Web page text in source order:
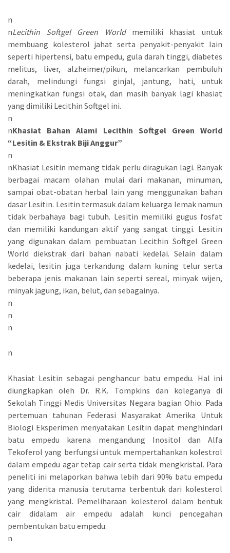
n
nLecithin Softgel Green Worldmemiliki khasiat untuk
membuang kolesterol jahat serta penyakit-penyakit lain
seperti hipertensi, batu empedu, gula darah tinggi, diabetes
melitus, liver, alzheimer/pikun, melancarkan pembuluh
darah, melindungi fungsi ginjal, jantung, hati, untuk
meningkatkan fungsi otak, dan masih banyak lagi khasiat
yang dimiliki Lecithin Softgel ini.
n
nKhasiat Bahan Alami Lecithin Softgel Green World
“Lesitin & Ekstrak Biji Anggur”
n
nKhasiat Lesitin memang tidak perlu diragukan lagi. Banyak
berbagai macam olahan mulai dari makanan, minuman,
sampai obat-obatan herbal lain yang menggunakan bahan
dasar Lesitin. Lesitin termasuk dalam keluarga lemak namun
tidak berbahaya bagi tubuh. Lesitin memiliki gugus fosfat
dan memiliki kandungan aktif yang sangat tinggi. Lesitin
yang digunakan dalam pembuatan Lecithin Softgel Green
World diekstrak dari bahan nabati kedelai. Selain dalam
kedelai, lesitin juga terkandung dalam kuning telur serta
beberapa jenis makanan lain seperti sereal, minyak wijen,
minyak jagung, ikan, belut, dan sebagainya.
n
n
n
n
Khasiat Lesitin sebagai penghancur batu empedu. Hal ini
diungkapkan oleh Dr. R.K. Tompkins dan koleganya di
Sekolah Tinggi Medis Universitas Negara bagian Ohio. Pada
pertemuan tahunan Federasi Masyarakat Amerika Untuk
Biologi Eksperimen menyatakan Lesitin dapat menghindari
batu empedu karena mengandung Inositol dan Alfa
Tekoferol yang berfungsi untuk mempertahankan kolestrol
dalam empedu agar tetap cair serta tidak mengkristal. Para
peneliti ini melaporkan bahwa lebih dari 90% batu empedu
yang diderita manusia terutama terbentuk dari kolesterol
yang mengkristal. Pemeliharaan kolesterol dalam bentuk
cair didalam air empedu adalah kunci pencegahan
pembentukan batu empedu.
n